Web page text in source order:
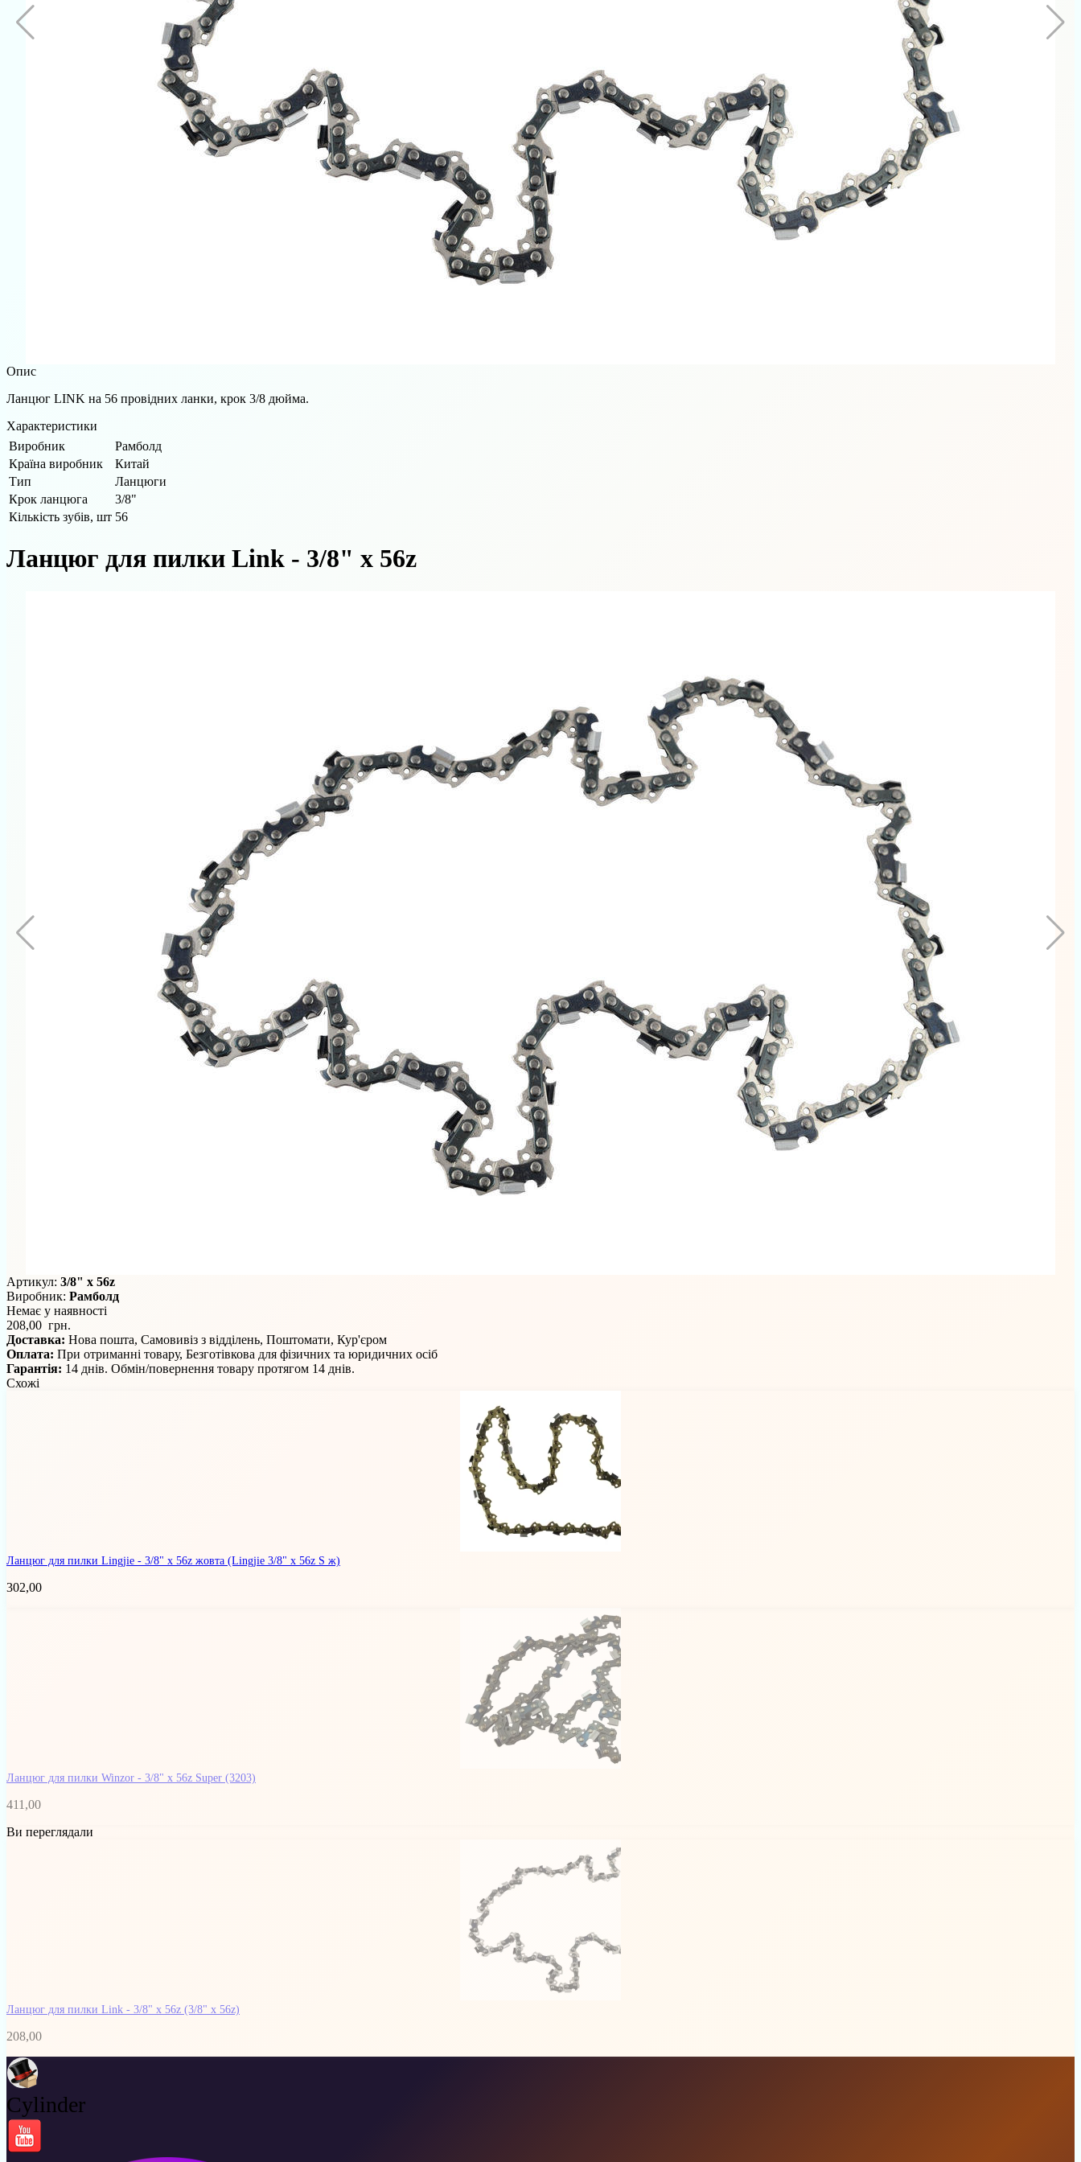
Опис
Ланцюг LINK на 56 провідних ланки, крок 3/8 дюйма.
Характеристики
Виробник
Рамболд
Країна виробник
Китай
Тип
Ланцюги
Крок ланцюга
3/8"
Кількість зубів, шт 56
Ланцюг для пилки Link - 3/8" x 56z
Артикул: 3/8" x 56z
Виробник: Рамболд
Немає у наявності
208,00 грн.
Доставка: Нова пошта, Самовивіз з відділень, Поштомати, Кур'єром
Оплата: При отриманні товару, Безготівкова для фізичних та юридичних осіб
Гарантія: 14 днів. Обмін/повернення товару протягом 14 днів.
Схожі
Ланцюг для пилки Lingjie - 3/8" x 56z жовта (Lingjie 3/8" x 56z S ж)
302,00
Ланцюг для пилки Winzor - 3/8" x 56z Super (3203)
411,00
Ви переглядали
Ланцюг для пилки Link - 3/8" x 56z (3/8" x 56z)
208,00
Cylinder